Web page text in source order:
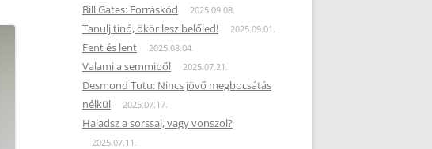
Bill Gates: Forráskód 2025.09.08.
Tanulj tinó, ökör lesz belőled! 2025.09.01.
Fent és lent 2025.08.04.
Valami a semmiből 2025.07.21.
Desmond Tutu: Nincs jövő megbocsátás
nélkül
2025.07.17.
Haladsz a sorssal, vagy vonszol?
2025.07.11.